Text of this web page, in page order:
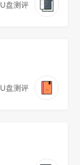
U盘测评
U盘测评